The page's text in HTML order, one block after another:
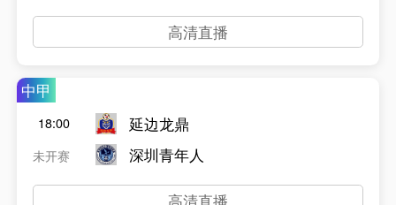
高清直播
中甲
18:00
未开赛
延边龙鼎
深圳青年人
高清直播